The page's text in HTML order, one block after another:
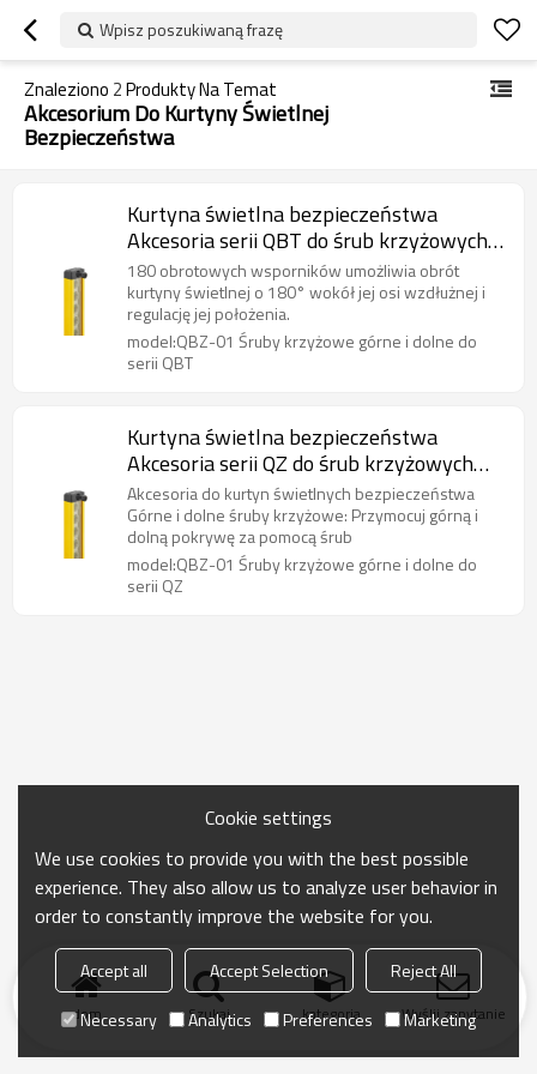
Wpisz poszukiwaną frazę
Znaleziono 2Produkty Na Temat
Akcesorium Do Kurtyny Świetlnej
Bezpieczeństwa
Kurtyna świetlna bezpieczeństwa
Akcesoria serii QBT do śrub krzyżowych
górnych i dolnych QBZ-01
180 obrotowych wsporników umożliwia obrót
kurtyny świetlnej o 180° wokół jej osi wzdłużnej i
regulację jej położenia.
model:QBZ-01 Śruby krzyżowe górne i dolne do
serii QBT
Kurtyna świetlna bezpieczeństwa
Akcesoria serii QZ do śrub krzyżowych
górnych i dolnych QBZ-01
Akcesoria do kurtyn świetlnych bezpieczeństwa
Górne i dolne śruby krzyżowe: Przymocuj górną i
dolną pokrywę za pomocą śrub
model:QBZ-01 Śruby krzyżowe górne i dolne do
serii QZ
dom Szukaj kategoria Wyślij zapytanie
Cookie settings
We use cookies to provide you with the best possible
experience. They also allow us to analyze user behavior in
order to constantly improve the website for you.
Accept all Accept Selection
Reject All
Necessary
Analytics Preferences Marketing